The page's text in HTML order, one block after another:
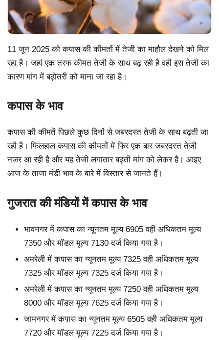
11 जून 2025 को कपास की कीमतों में तेजी का माहौल देखने को मिल
रहा है। जहां एक तरफ कीमत तेजी के साथ बढ़ रही है वही इस तेजी का
कारण मांग में बढ़ोतरी को माना जा रहा है।
कपास के भाव
कपास की कीमतें पिछले कुछ दिनों से जबरदस्त तेजी के साथ बढ़ती जा
रही है। फिलहाल कपास की कीमतों में फिर एक बार जबरदस्त तेजी
नजर आ रही है और यह तेजी लगातार बढ़ती मांग को लेकर है। आइए
आज के ताजा मंडी भाव के बारे में विस्तार से जानते हैं।
गुजरात की मंडियों में कपास के भाव
भावनगर में कपास का न्यूनतम मूल्य 6905 वही अधिकतम मूल्य
7350 और मॉडल मूल्य 7130 दर्ज किया गया है।
अमरेली में कपास का न्यूनतम मूल्य 7325 वही अधिकतम मूल्य
7325 और मॉडल मूल्य 7325 दर्ज किया गया है।
अमरेली में कपास का न्यूनतम मूल्य 7250 वही अधिकतम मूल्य
8000 और मॉडल मूल्य 7625 दर्ज किया गया है।
जामनगर में कपास का न्यूनतम मूल्य 6505 वही अधिकतम मूल्य
7720 और मॉडल मूल्य 7225 दर्ज किया गया है।